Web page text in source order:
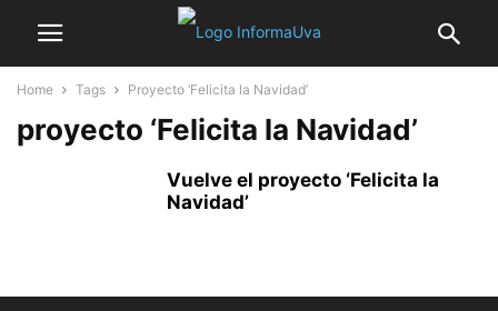
Home Tags Proyecto ‘Felicita la Navidad’
proyecto ‘Felicita la Navidad’
Vuelve el proyecto ‘Felicita la
Navidad’